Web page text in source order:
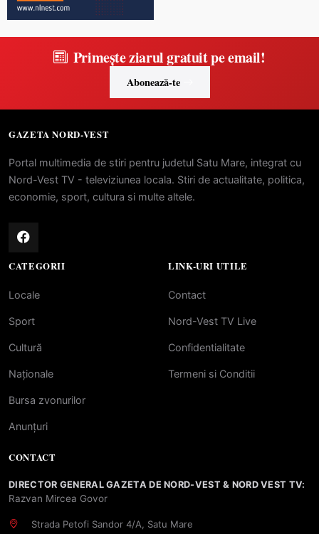
Primește ziarul gratuit pe email!
Abonează-te
GAZETA NORD-VEST
Portal multimedia de stiri pentru judetul Satu Mare, integrat cu
Nord-Vest TV - televiziunea locala. Stiri de actualitate, politica,
economie, sport, cultura si multe altele.
CATEGORII
Locale
Sport
Cultură
Naționale
Bursa zvonurilor
Anunțuri
LINK-URI UTILE
Contact
Nord-Vest TV Live
Confidentialitate
Termeni si Conditii
CONTACT
DIRECTOR GENERAL GAZETA DE NORD-VEST & NORD VEST TV:
Razvan Mircea Govor
Strada Petofi Sandor 4/A, Satu Mare